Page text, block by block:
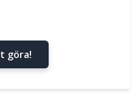
göra!